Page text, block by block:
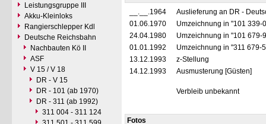
Leistungsgruppe III
Akku-Kleinloks
Rangierschlepper Kdl
Deutsche Reichsbahn
Nachbauten Kö II
ASF
V 15 / V 18
DR - V 15
DR - 101 (ab 1970)
DR - 311 (ab 1992)
311 004 - 311 124
__.__.1964
Auslieferung an DR -
01.06.1970
Umzeichnung in "101 339-
24.04.1980
Umzeichnung in "101 679-
01.01.1992
Umzeichnung in "311 679-
13.12.1993
z-Stellung
14.12.1993
Ausmusterung [Güsten]
Verbleib unbekannt
Fotos